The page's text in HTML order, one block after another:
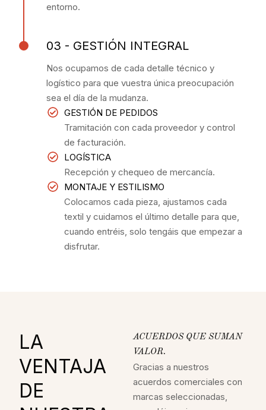
entorno.
03 - GESTIÓN INTEGRAL
Nos ocupamos de cada detalle técnico y
logístico para que vuestra única preocupación
sea el día de la mudanza.
GESTIÓN DE PEDIDOS
Tramitación con cada proveedor y control
de facturación.
LOGÍSTICA
Recepción y chequeo de mercancía.
MONTAJE Y ESTILISMO
Colocamos cada pieza, ajustamos cada
textil y cuidamos el último detalle para que,
cuando entréis, solo tengáis que empezar a
disfrutar.
LA
VENTAJA
DE
ACUERDOS QUE SUMAN
VALOR.
Gracias a nuestros
acuerdos comerciales con
marcas seleccionadas,